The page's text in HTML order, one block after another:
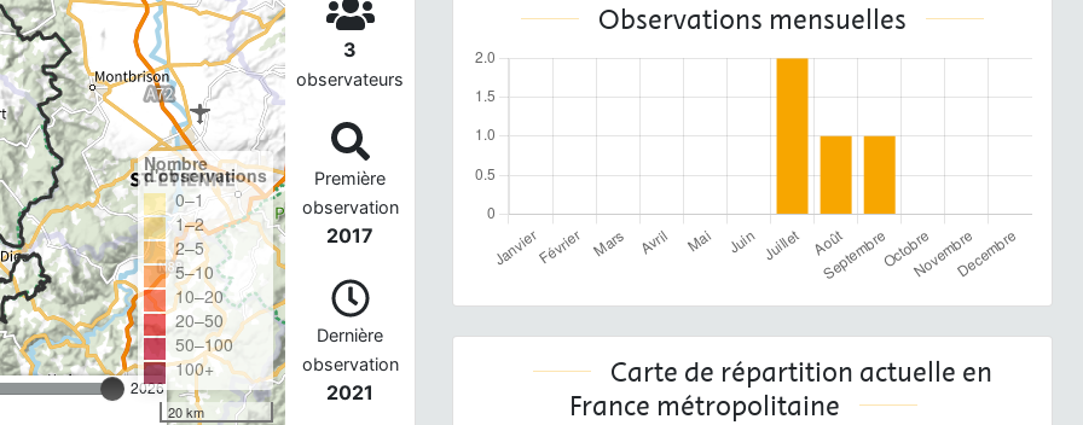
2026
Nombre
d'observations
0–1
1–2
2–5
5–10
10–20
20–50
50–100
100+
20 km
3
observateurs
Première
observation
2017
Dernière
observation
2021
Observations mensuelles
Carte de répartition actuelle en
France métropolitaine